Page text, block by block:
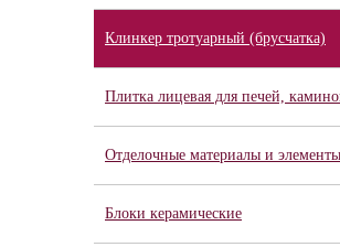
Клинкер тротуарный (брусчатка)
Плитка лицевая для печей,
Отделочные материалы и элементы
Блоки керамические